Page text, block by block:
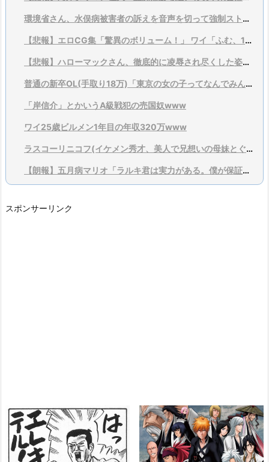
環境省さん、水俣病被害者の訴えを音声を切って強制ストップするwwwwwwww
【悲報】エロCG集「驚異のボリューム！」 ワイ「ふむ、1万枚くらいはあるんだろうな？(ﾆﾔﾘ」
【悲報】ハローマックさん、徹底的に凌辱され尽くした姿で見つかる。
普通の新卒OL(手取り18万)「東京の女の子ってなんでみんな40万円以上するバッグ持ってるの？不思議...
「岸信介」とかいうA級戦犯の売国奴www
ワイ25歳ビルメン1年目の年収320万www
ラスコーリニコフ(イケメン秀才、美人で兄想いの母妹とぐう聖の親友持ち)
【朗報】五月病マリオ「ラルキ君は実力がある。僕が保証するよ？」
スポンサーリンク